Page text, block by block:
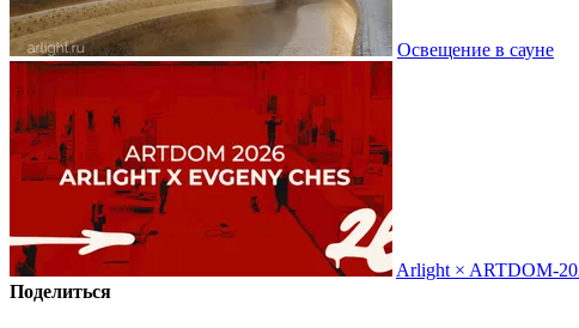
Освещение в сауне
Arlight × ARTDOM-
Поделиться